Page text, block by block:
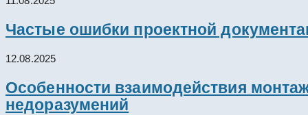
Частые ошибки проектной
12.08.2025
Особенности взаимодействия
недоразумений